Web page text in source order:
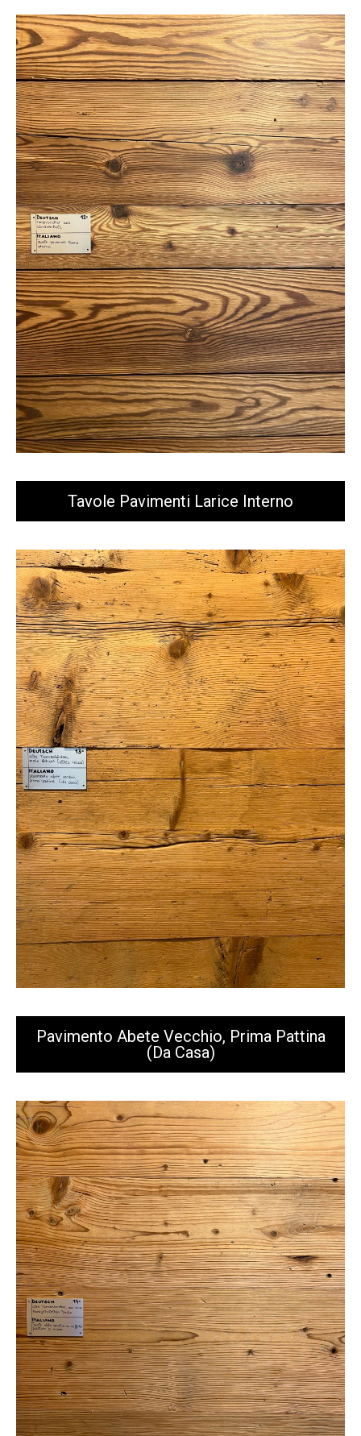
Tavole Pavimenti Larice Interno
Pavimento Abete Vecchio, Prima Pattina
(da Casa)